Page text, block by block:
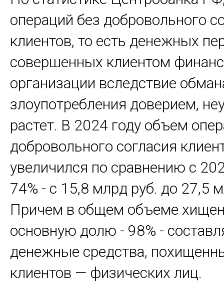
операций без добровольного
клиентов, то есть денежных
совершенных клиентом
организации вследствие
злоупотребления доверием,
растет. В 2024 году объем
добровольного согласия
увеличился по сравнению с
74% - с 15,8 млрд руб. до 27,5
Причем в общем объеме
основную долю - 98% -
денежные средства,
клиентов — физических лиц.